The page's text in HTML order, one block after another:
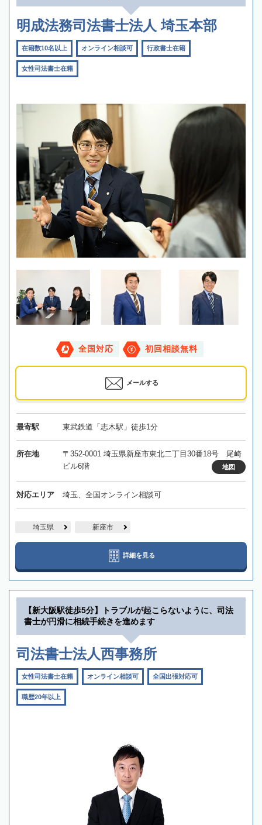
明成法務司法書士法人 埼玉本部
在籍数10名以上 オンライン相談可 行政書士在籍
女性司法書士在籍
全国対応 初回相談無料
メールする
最寄駅 東武鉄道「志木駅」徒歩1分
所在地
〒352-0001 埼玉県新座市東北二丁目30番18号 尾崎
ビル6階
地図
対応エリア 埼玉、全国オンライン相談可
埼玉県 新座市
詳細を見る
【新大阪駅徒歩5分】トラブルが起こらないように、司法
書士が円滑に相続手続きを進めます
司法書士法人西事務所
女性司法書士在籍 オンライン相談可 全国出張対応可
職歴20年以上